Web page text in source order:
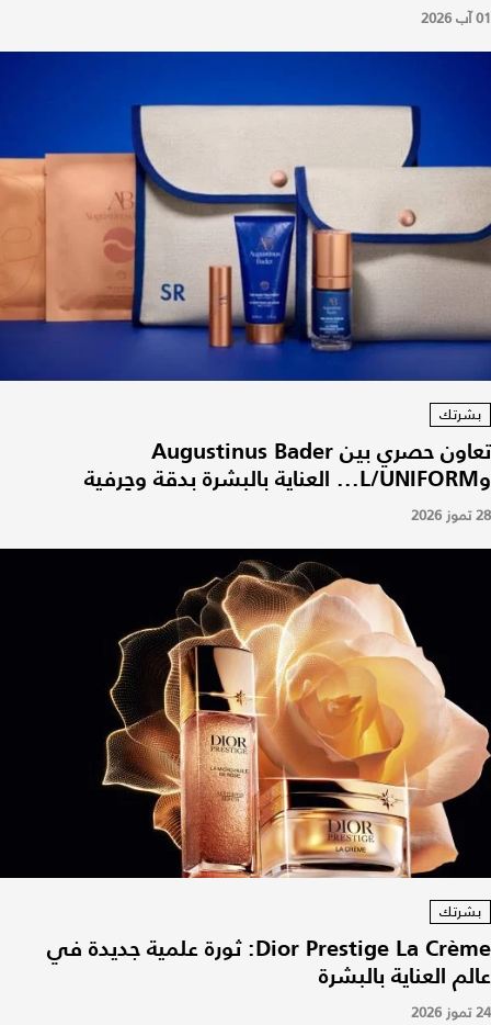
01 آب 2026
بشرتك
تعاون حصري بين Augustinus Bader
وL/UNIFORM... العناية بالبشرة بدقة وحِرفية
28 تموز 2026
بشرتك
Dior Prestige La Crème: ثورة علمية جديدة في
عالم العناية بالبشرة
24 تموز 2026